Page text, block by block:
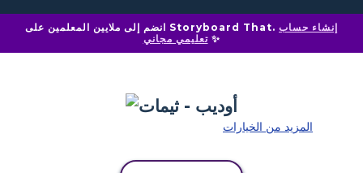
انضم إلى ملايين المعلمين على Storyboard That. إنشاء حساب
تعليمي مجاني✨
المزيد من الخيارات